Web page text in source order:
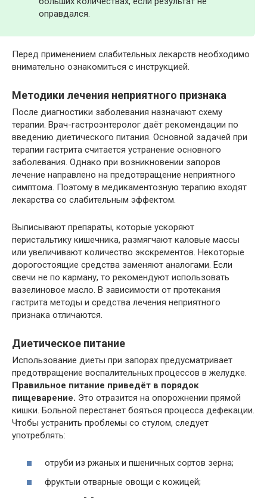
оправдался.
Перед применением слабительных лекарств необходимо
внимательно ознакомиться с инструкцией.
Методики лечения неприятного признака
После диагностики заболевания назначают схему
терапии. Врач-гастроэнтеролог даёт рекомендации по
введению диетического питания. Основной задачей при
терапии гастрита считается устранение основного
заболевания. Однако при возникновении запоров
лечение направлено на предотвращение неприятного
симптома. Поэтому в медикаментозную терапию входят
лекарства со слабительным эффектом.
Выписывают препараты, которые ускоряют
перистальтику кишечника, размягчают каловые массы
или увеличивают количество экскрементов. Некоторые
дорогостоящие средства заменяют аналогами. Если
свечи не по карману, то рекомендуют использовать
вазелиновое масло. В зависимости от протекания
гастрита методы и средства лечения неприятного
признака отличаются.
Диетическое питание
Использование диеты при запорах предусматривает
предотвращение воспалительных процессов в желудке.
Правильное питание приведёт в порядок
пищеварение. Это отразится на опорожнении прямой
кишки. Больной перестанет бояться процесса дефекации.
Чтобы устранить проблемы со стулом, следует
употреблять:
отруби из ржаных и пшеничных сортов зерна;
фруктыи отварные овощи с кожицей;